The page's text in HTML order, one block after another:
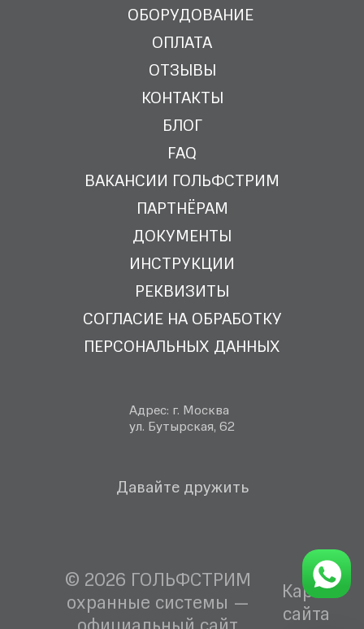
ОБОРУДОВАНИЕ
ОПЛАТА
ОТЗЫВЫ
КОНТАКТЫ
БЛОГ
FAQ
ВАКАНСИИ ГОЛЬФСТРИМ
ПАРТНЁРАМ
ДОКУМЕНТЫ
ИНСТРУКЦИИ
РЕКВИЗИТЫ
СОГЛАСИЕ НА ОБРАБОТКУ
ПЕРСОНАЛЬНЫХ ДАННЫХ
Адрес: г. Москва
ул. Бутырская, 62
Давайте дружить
© 2026 ГОЛЬФСТРИМ
охранные системы —
Карта
сайта